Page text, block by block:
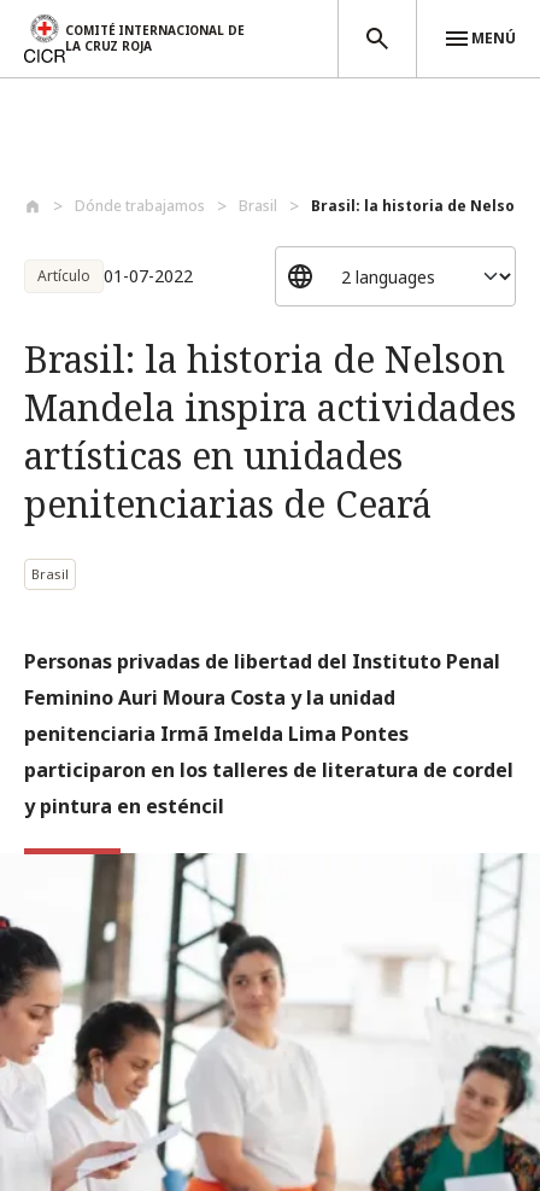
COMITÉ INTERNACIONAL DE
LA CRUZ ROJA
MENÚ
Dónde trabajamos Brasil Brasil: la historia de Nelson
Artículo 01-07-2022
Brasil: la historia de Nelson
Mandela inspira actividades
artísticas en unidades
penitenciarias de Ceará
Brasil
Personas privadas de libertad del Instituto Penal
Feminino Auri Moura Costa y la unidad
penitenciaria Irmã Imelda Lima Pontes
participaron en los talleres de literatura de cordel
y pintura en esténcil